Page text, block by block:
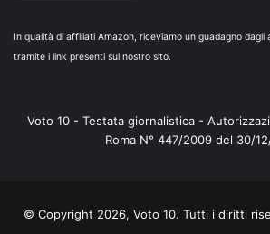
In qualità di affiliati Amazon, riceviamo un guadagno
tramite i link presenti sul nostro sito.
Voto 10 - Testata giornalistica -
Roma N° 447/2009 del 30/
© Copyright 2026, Voto 10. Tutti i diritti